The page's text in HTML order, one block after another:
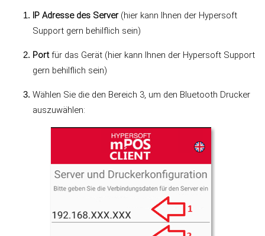
IP Adresse des Server(hier kann Ihnen der Hypersoft
Support gern behilflich sein)
Portfür das Gerät (hier kann Ihnen der Hypersoft Support
gern behilflich sein)
Wählen Sie die den Bereich 3, um den Bluetooth Drucker
auszuwählen: